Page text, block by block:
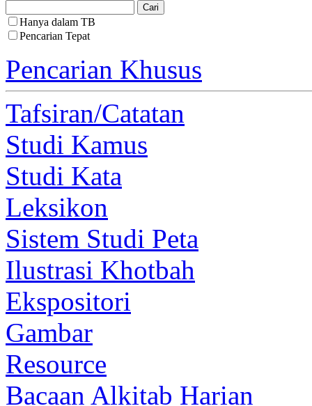
Hanya dalam TB
Pencarian Tepat
Pencarian Khusus
Tafsiran/Catatan
Studi Kamus
Studi Kata
Leksikon
Sistem Studi Peta
Ilustrasi Khotbah
Ekspositori
Gambar
Resource
Bacaan Alkitab Harian